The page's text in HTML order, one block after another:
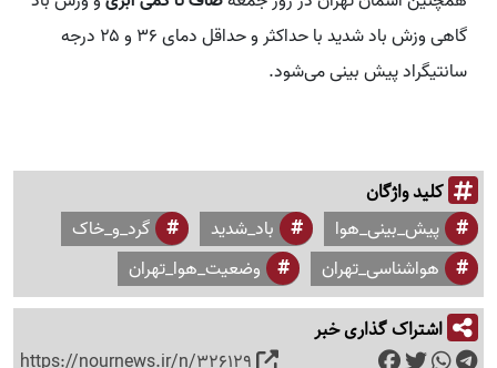
گاهی وزش باد شدید با حداکثر و حداقل دمای ۳۶ و ۲۵ درجه
سانتیگراد پیش بینی می‌شود.
کلید واژگان
پیش_بینی_هوا باد_شدید
گرد_و_خاک
هواشناسی_تهران
وضعیت_هوا_تهران
اشتراک گذاری خبر